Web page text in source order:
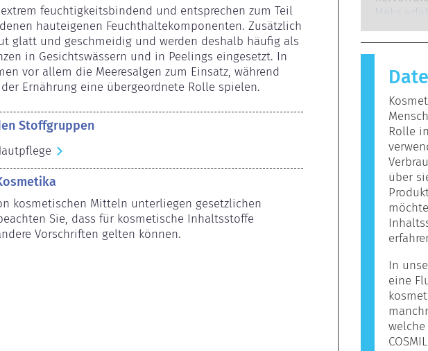
feuchtigkeitsbindend und entsprechen zum Teil
hauteigenen Feuchthaltekomponenten. Zusätzlich
glatt und geschmeidig und werden deshalb häufig als
in Gesichtswässern und in Peelings eingesetzt. In
vor allem die Meeresalgen zum Einsatz, während
Ernährung eine übergeordnete Rolle spielen.
Stoffgruppen
kosmetischen Mitteln unterliegen gesetzlichen
Sie, dass für kosmetische Inhaltsstoffe
Vorschriften gelten können.
auf,
Stoffe
harmlos
Reaktion
Allergie
jedoch
Mehr
Rolle
über
In
eine